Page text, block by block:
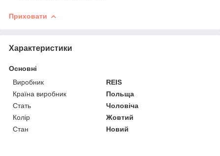
Приховати
Характеристики
Основні
Виробник
REIS
Країна виробник
Польща
Стать
Чоловіча
Колір
Жовтий
Стан
Новий